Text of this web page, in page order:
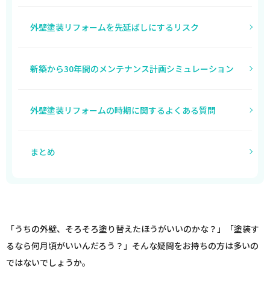
外壁塗装リフォームを先延ばしにするリスク
新築から30年間のメンテナンス計画シミュレーション
外壁塗装リフォームの時期に関するよくある質問
まとめ
「うちの外壁、そろそろ塗り替えたほうがいいのかな？」「塗装す
るなら何月頃がいいんだろう？」そんな疑問をお持ちの方は多いの
ではないでしょうか。